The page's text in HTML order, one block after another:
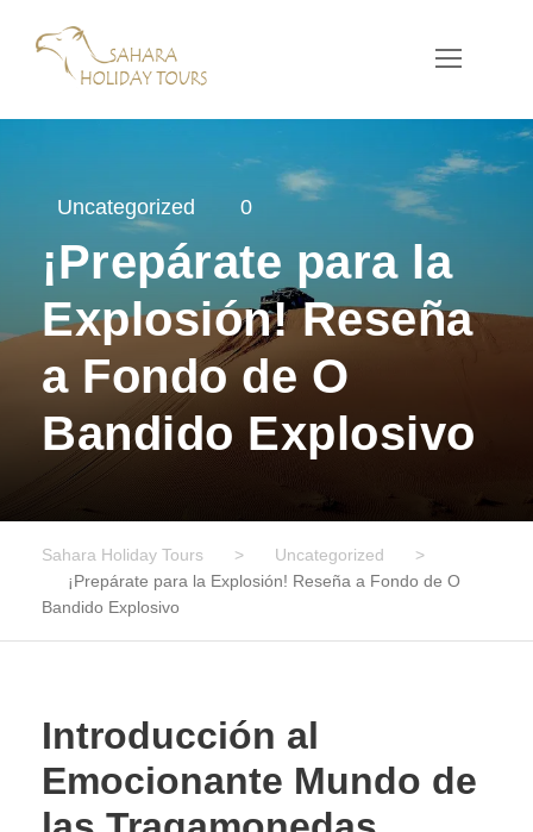
Uncategorized 0
¡Prepárate para la
Explosión! Reseña
a Fondo de O
Bandido Explosivo
Sahara Holiday Tours > Uncategorized
>
¡Prepárate para la Explosión! Reseña a Fondo de O
Bandido Explosivo
Introducción al
Emocionante Mundo de